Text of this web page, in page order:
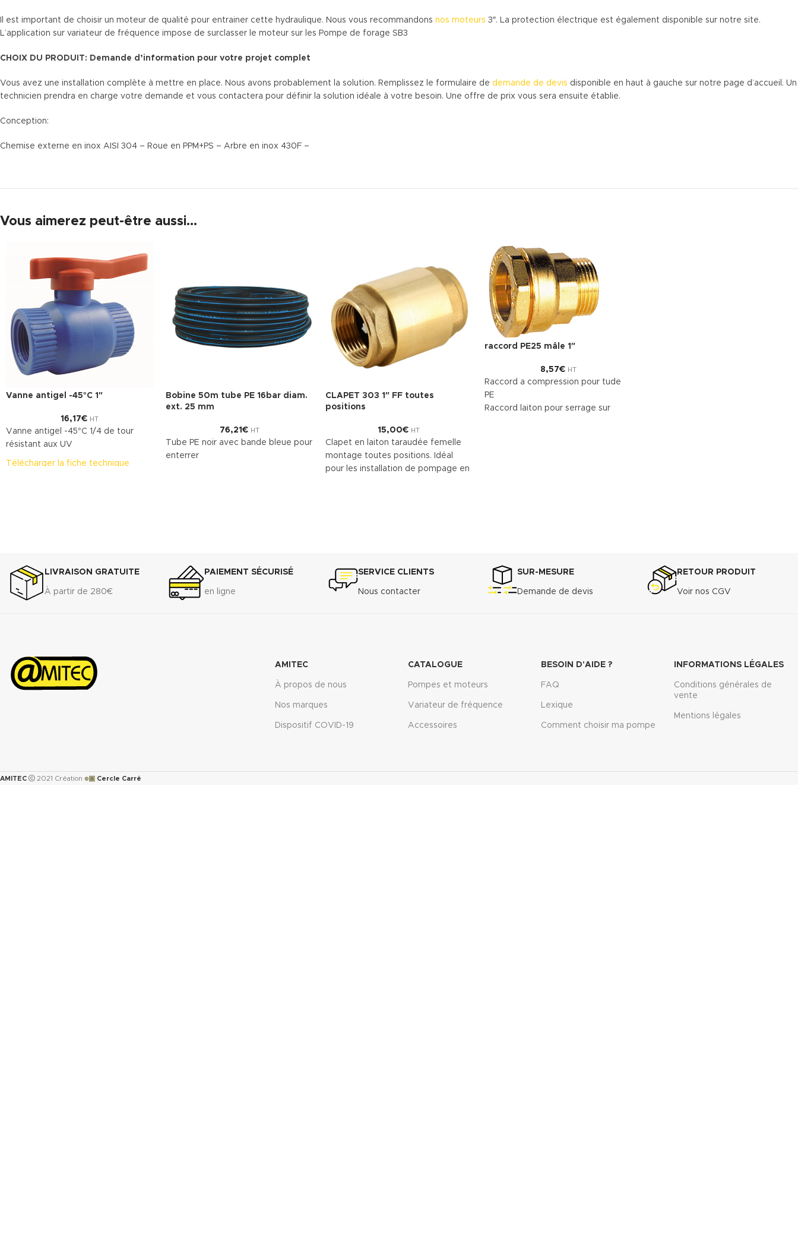
Il est important de choisir un moteur de qualité pour entrainer cette hydraulique. Nous vous recommandons nos moteurs 3″. La protection électrique est également disponible sur notre site.
L’application sur variateur de fréquence impose de surclasser le moteur sur les Pompe de forage SB3
CHOIX DU PRODUIT: Demande d’information pour votre projet complet
Vous avez une installation complète à mettre en place. Nous avons probablement la solution. Remplissez le formulaire de demande de devis disponible en haut à gauche sur notre page d’accueil. Un
technicien prendra en charge votre demande et vous contactera pour définir la solution idéale à votre besoin. Une offre de prix vous sera ensuite établie.
Conception:
Chemise externe en inox AISI 304 – Roue en PPM+PS – Arbre en inox 430F –
Vous aimerez peut-être aussi…
Vanne antigel -45°C 1″
16,17€ HT
Vanne antigel -45°C 1/4 de tour
résistant aux UV
Télécharger la fiche technique
Bobine 50m tube PE 16bar diam.
ext. 25 mm
76,21 € HT
Tube PE noir avec bande bleue pour
enterrer
CLAPET 303 1″ FF toutes
positions
15,00€ HT
Clapet en laiton taraudée femelle
montage toutes positions. Idéal
pour les installation de pompage en
raccord PE25 mâle 1″
8,57€ HT
Raccord a compression pour tude
PE
Raccord laiton pour serrage sur
LIVRAISON GRATUITE
À partir de 280€
PAIEMENT SÉCURISÉ
en ligne
SERVICE CLIENTS
Nous contacter
SUR-MESURE
Demande de devis
RETOUR PRODUIT
Voir nos CGV
AMITEC
À propos de nous
Nos marques
Dispositif COVID-19
CATALOGUE
Pompes et moteurs
Variateur de fréquence
Accessoires
BESOIN D'AIDE ?
FAQ
Lexique
Comment choisir ma pompe
INFORMATIONS LÉGALES
Conditions générales de
vente
Mentions légales
AMITEC 2021 Création ๏▣ Cercle Carré